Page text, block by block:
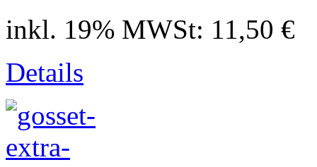
inkl. 19% MWSt: 11,50 €
Details